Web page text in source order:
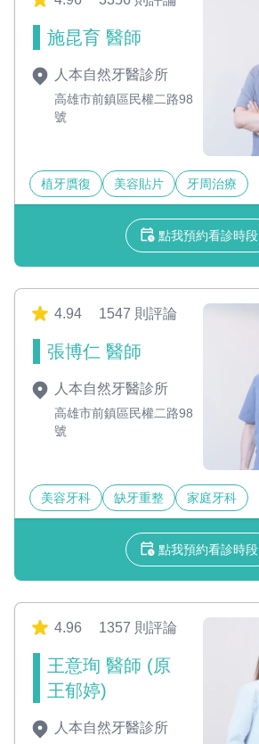
施昆育 醫師
人本自然牙醫診所
高雄市前鎮區民權二路98
號
植牙贋復 美容貼片 牙周治療
點我預約看診時段
4.94 1547 則評論
張博仁 醫師
人本自然牙醫診所
高雄市前鎮區民權二路98
號
美容牙科 缺牙重整 家庭牙科
點我預約看診時段
4.96 1357 則評論
王意珣 醫師 (原
王郁婷)
人本自然牙醫診所